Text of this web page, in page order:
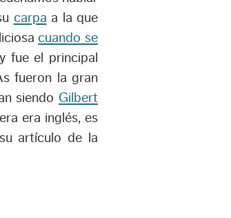
carpa a la que
cuando se
fue el principal
fueron la gran
siendo Gilbert
era inglés, es
artículo de la